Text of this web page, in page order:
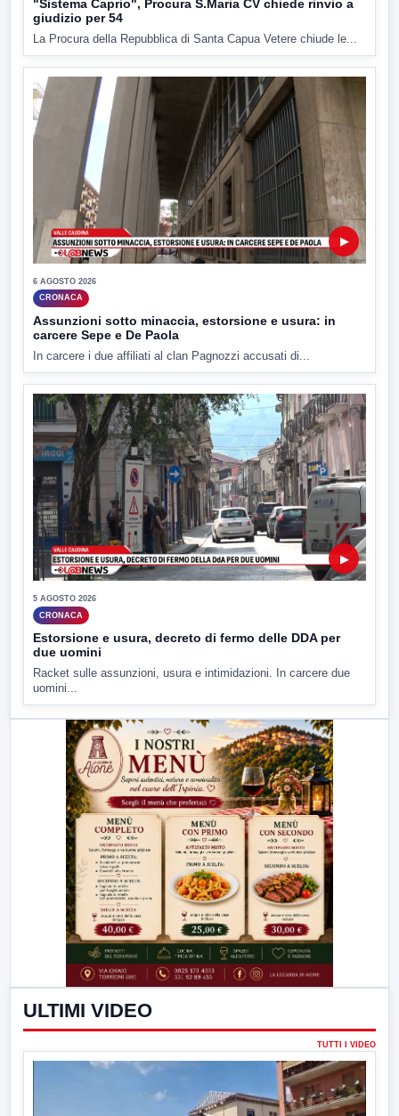
"Sistema Caprio", Procura S.Maria CV chiede rinvio a
giudizio per 54
La Procura della Repubblica di Santa Capua Vetere chiude le...
▶
6 AGOSTO 2026
CRONACA
Assunzioni sotto minaccia, estorsione e usura: in
carcere Sepe e De Paola
In carcere i due affiliati al clan Pagnozzi accusati di...
▶
5 AGOSTO 2026
CRONACA
Estorsione e usura, decreto di fermo delle DDA per
due uomini
Racket sulle assunzioni, usura e intimidazioni. In carcere due
uomini...
ULTIMI VIDEO
TUTTI I VIDEO